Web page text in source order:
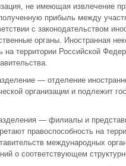
не имеющая извлечение
прибыль между
с законодательством
органы. Иностранная
на территории Российской
— отделение
организации и подлежит
— филиалы и
правоспособность на
международных
о соответствующем